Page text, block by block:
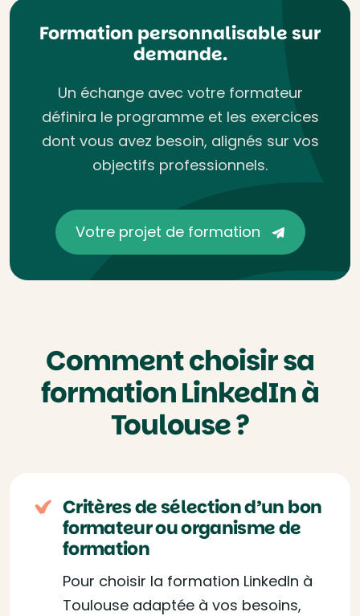
Formation personnalisable sur
demande.
Un échange avec votre formateur
définira le programme et les exercices
dont vous avez besoin, alignés sur vos
objectifs professionnels.
Votre projet de formation
Comment choisir sa
formation LinkedIn à
Toulouse ?
Critères de sélection d’un bon
formateur ou organisme de
formation
Pour choisir la formation LinkedIn à
Toulouse adaptée à vos besoins,